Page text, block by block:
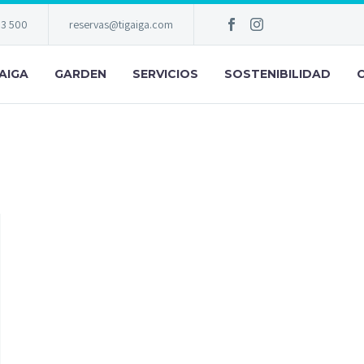
500 reservas@tigaiga.com
GARDEN SERVICIOS SOSTENIBILIDAD